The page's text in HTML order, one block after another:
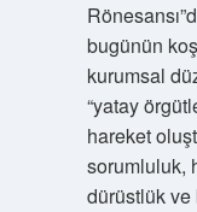
bugünün
kurumsal
“yatay
hareket
sorumluluk,
dürüstlük ve